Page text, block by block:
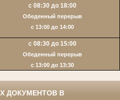
с 08:30 до 18:00
Обеденный перерыв
с 13:00 до 14:00
с 08:30 до 15:00
Обеденный перерыв
c 13:00 до 13:30
ДОКУМЕНТОВ В